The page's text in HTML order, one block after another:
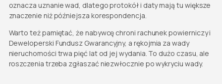
oznacza uznanie wad, dlatego protokół i daty mają tu większe
znaczenie niż późniejsza korespondencja.
Warto też pamiętać, że nabywcę chroni rachunek powierniczy i
Deweloperski Fundusz Gwarancyjny, a rękojmia za wady
nieruchomości trwa pięć lat od jej wydania. To dużo czasu, ale
roszczenia trzeba zgłaszać niezwłocznie po wykryciu wady.